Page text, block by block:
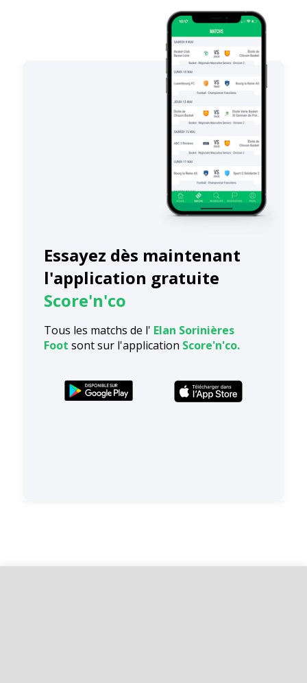
Essayez dès maintenant
l'application gratuite
Score'n'co
Tous les matchs de l' Elan Sorinières
Foot sont sur l'application Score'n'co.